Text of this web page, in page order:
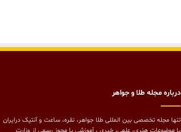
درباره مجله طلا و جواهر
تنها مجله تخصصی بین المللی طلا جواهر، نقره، ساعت و آنتیک درایران